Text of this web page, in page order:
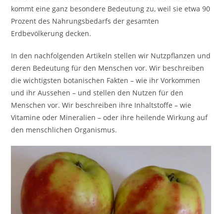
kommt eine ganz besondere Bedeutung zu, weil sie etwa 90
Prozent des Nahrungsbedarfs der gesamten
Erdbevölkerung decken.
In den nachfolgenden Artikeln stellen wir Nutzpflanzen und
deren Bedeutung für den Menschen vor. Wir beschreiben
die wichtigsten botanischen Fakten – wie ihr Vorkommen
und ihr Aussehen – und stellen den Nutzen für den
Menschen vor. Wir beschreiben ihre Inhaltstoffe – wie
Vitamine oder Mineralien – oder ihre heilende Wirkung auf
den menschlichen Organismus.